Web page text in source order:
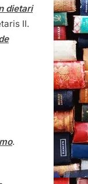
dietari
II.
.